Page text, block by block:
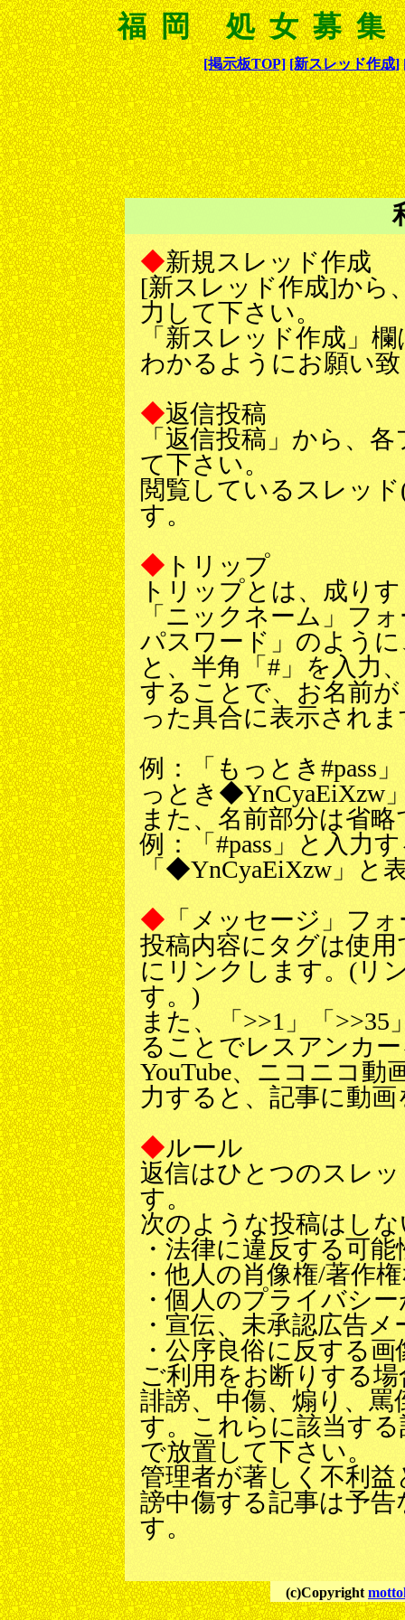
福岡 処女募
[掲示板TOP] [新スレッド作成]
◆新規スレッド作成
[新スレッド作成]から
力して下さい。
「新スレッド作成」
わかるようにお願い
◆返信投稿
「返信投稿」から、
て下さい。
閲覧しているスレッ
す。
◆ トリップ
トリップとは、成り
「ニックネーム」フ
パスワード」のよう
と、半角「#」を入力
することで、お名前
った具合に表示されま
例：「もっとき#pass
っとき◆YnCyaEiXzw
また、名前部分は省
例：「#pass」と入力
「◆YnCyaEiXzw」と
◆ 「メッセージ」フ
投稿内容にタグは使
にリンクします。(リ
す。)
また、「>>1」「
ることでレスアンカ
YouTube、ニコニコ動
力すると、記事に動
◆ルール
返信はひとつのスレ
す。
次のような投稿はし
・法律に違反する可
・他人の肖像権/著作
・個人のプライバシ
・宣伝、未承認広告メ
・公序良俗に反する
ご利用をお断りする
誹謗、中傷、煽り、
す。これらに該当す
で放置して下さい。
管理者が著しく不利
謗中傷する記事は予
す。
(c)Copyright